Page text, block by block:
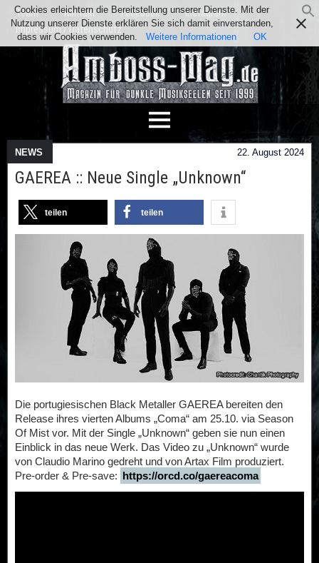
Team Kontakt Facebook
Instagram
Impressum / Datenschutz
NEWS 22. August 2024
GAEREA :: Neue Single „Unknown“
teilen teilen
Die portugiesischen Black Metaller GAEREA bereiten den
Release ihres vierten Albums „Coma“ am 25.10. via Season
Of Mist vor. Mit der Single „Unknown“ geben sie nun einen
Einblick in das neue Werk. Das Video zu „Unknown“ wurde
von Claudio Marino gedreht und von Artax Film produziert.
Pre-order & Pre-save: https://orcd.co/gaereacoma
Cookies erleichtern die Bereitstellung unserer Dienste. Mit der
Nutzung unserer Dienste erklären Sie sich damit einverstanden,
dass wir Cookies verwenden.
Weitere Informationen OK